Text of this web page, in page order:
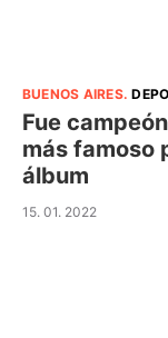
BUENOS AIRES.
Fue
más famoso
álbum
15. 01. 2022